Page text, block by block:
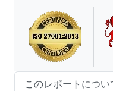
このレポートについ